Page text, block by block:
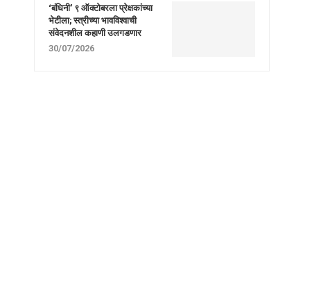
‘बंधिनी’ ९ ऑक्टोबरला प्रेक्षकांच्या
भेटीला; स्त्रीच्या भावविश्वाची
संवेदनशील कहाणी उलगडणार
30/07/2026